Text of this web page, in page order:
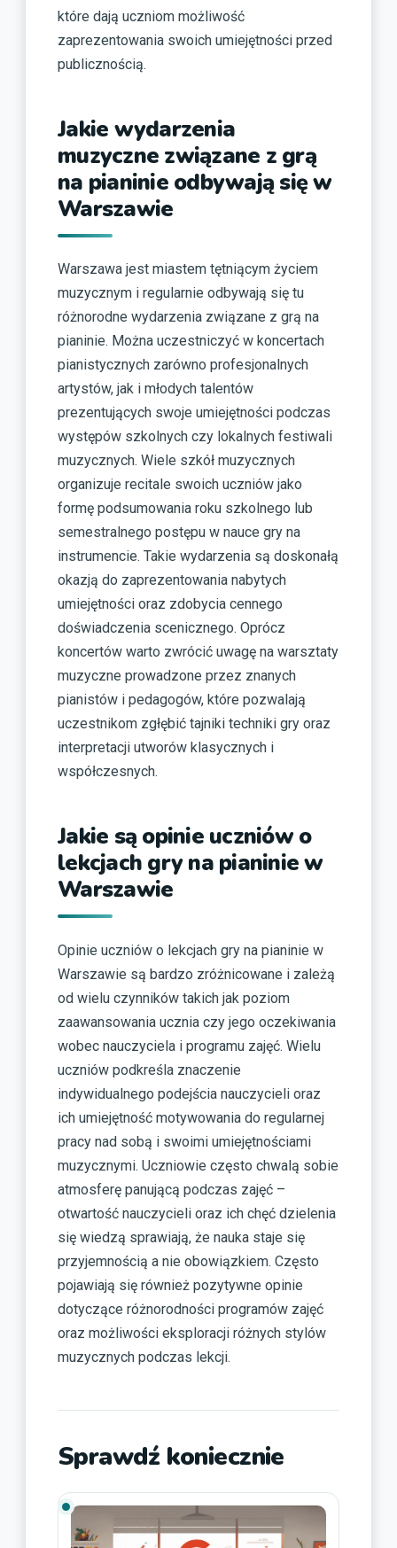
które dają uczniom możliwość
zaprezentowania swoich umiejętności przed
publicznością.
Jakie wydarzenia
muzyczne związane z grą
na pianinie odbywają się w
Warszawie
Warszawa jest miastem tętniącym życiem
muzycznym i regularnie odbywają się tu
różnorodne wydarzenia związane z grą na
pianinie. Można uczestniczyć w koncertach
pianistycznych zarówno profesjonalnych
artystów, jak i młodych talentów
prezentujących swoje umiejętności podczas
występów szkolnych czy lokalnych festiwali
muzycznych. Wiele szkół muzycznych
organizuje recitale swoich uczniów jako
formę podsumowania roku szkolnego lub
semestralnego postępu w nauce gry na
instrumencie. Takie wydarzenia są doskonałą
okazją do zaprezentowania nabytych
umiejętności oraz zdobycia cennego
doświadczenia scenicznego. Oprócz
koncertów warto zwrócić uwagę na warsztaty
muzyczne prowadzone przez znanych
pianistów i pedagogów, które pozwalają
uczestnikom zgłębić tajniki techniki gry oraz
interpretacji utworów klasycznych i
współczesnych.
Jakie są opinie uczniów o
lekcjach gry na pianinie w
Warszawie
Opinie uczniów o lekcjach gry na pianinie w
Warszawie są bardzo zróżnicowane i zależą
od wielu czynników takich jak poziom
zaawansowania ucznia czy jego oczekiwania
wobec nauczyciela i programu zajęć. Wielu
uczniów podkreśla znaczenie
indywidualnego podejścia nauczycieli oraz
ich umiejętność motywowania do regularnej
pracy nad sobą i swoimi umiejętnościami
muzycznymi. Uczniowie często chwalą sobie
atmosferę panującą podczas zajęć –
otwartość nauczycieli oraz ich chęć dzielenia
się wiedzą sprawiają, że nauka staje się
przyjemnością a nie obowiązkiem. Często
pojawiają się również pozytywne opinie
dotyczące różnorodności programów zajęć
oraz możliwości eksploracji różnych stylów
muzycznych podczas lekcji.
Sprawdź koniecznie